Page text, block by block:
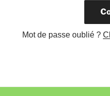
Mot de passe oublié ?